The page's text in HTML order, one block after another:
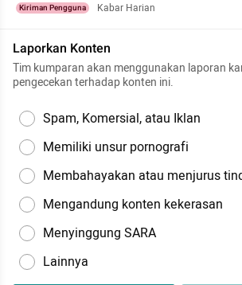
Kiriman Pengguna Kabar Harian
Laporkan Konten
Tim kumparan akan menggunakan laporan
pengecekan terhadap konten ini.
Spam, Komersial, atau Iklan
Memiliki unsur pornografi
Membahayakan atau menjurus
Mengandung konten kekerasan
Menyinggung SARA
Lainnya